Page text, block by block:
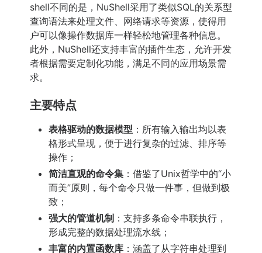
shell不同的是，NuShell采用了类似SQL的关系型
查询语法来处理文件、网络请求等资源，使得用
户可以像操作数据库一样轻松地管理各种信息。
此外，NuShell还支持丰富的插件生态，允许开发
者根据需要定制化功能，满足不同的应用场景需
求。
主要特点
表格驱动的数据模型 ：所有输入输出均以表
格形式呈现，便于进行复杂的过滤、排序等
操作；
简洁直观的命令集 ：借鉴了Unix哲学中的“小
而美”原则，每个命令只做一件事，但做到极
致；
强大的管道机制 ：支持多条命令串联执行，
形成完整的数据处理流水线；
丰富的内置函数库 ：涵盖了从字符串处理到